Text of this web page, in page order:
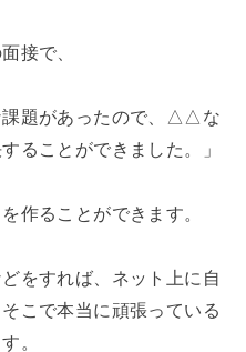
接で、
課題があったので、△△な
ることができました。」
作ることができます。
をすれば、ネット上に自
こで本当に頑張っている
。